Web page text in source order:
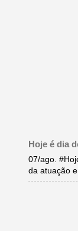
Hoje é dia
07/ago.
da atuação